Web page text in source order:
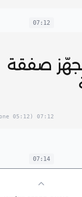
07:12
صفقة
07:12
(05:12 in your timezone)
07:14